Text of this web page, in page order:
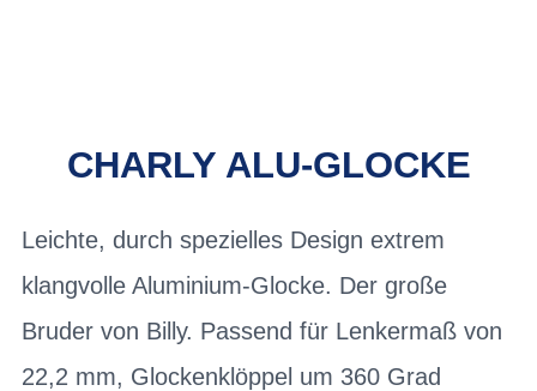
CHARLY ALU-GLOCKE
Leichte, durch spezielles Design extrem
klangvolle Aluminium-Glocke. Der große
Bruder von Billy. Passend für Lenkermaß von
22,2 mm, Glockenklöppel um 360 Grad